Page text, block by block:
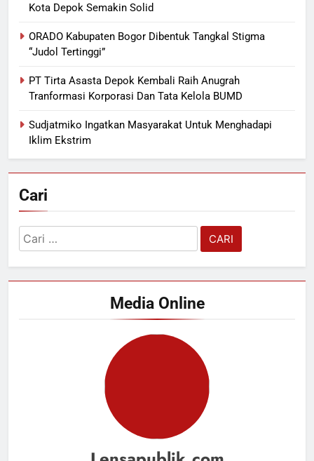
Kota Depok Semakin Solid
ORADO Kabupaten Bogor Dibentuk Tangkal Stigma
“Judol Tertinggi”
PT Tirta Asasta Depok Kembali Raih Anugrah
Tranformasi Korporasi Dan Tata Kelola BUMD
Sudjatmiko Ingatkan Masyarakat Untuk Menghadapi
Iklim Ekstrim
Cari
Cari
untuk:
Media Online